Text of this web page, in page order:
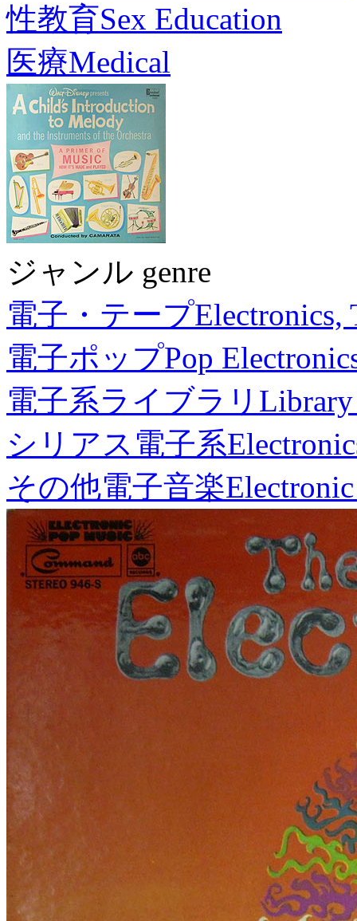
性教育Sex Education
医療Medical
ジャンル genre
電子・テープElectronics,
電子ポップPop
電子系ライブラリ
シリアス電子系
その他電子音楽